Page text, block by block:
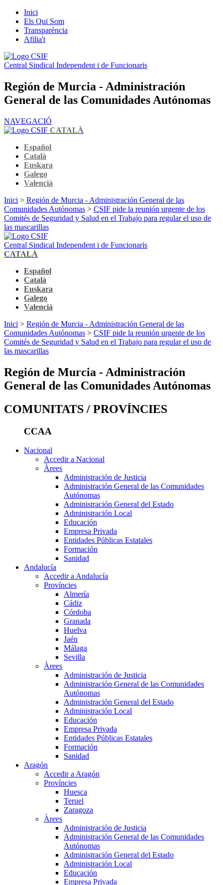
Inici
Els Qui Som
Transparència
Afilia't
Central Sindical Independent i de Funcionaris
Región de Murcia - Administración
General de las Comunidades Autónomas
NAVEGACIÓ
CATALÀ
Español
Català
Euskara
Galego
Valencià
Inici > Región de Murcia - Administración General de las
Comunidades Autónomas > CSIF pide la reunión urgente de los
Comités de Seguridad y Salud en el Trabajo para regular el uso de
las mascarillas
Central Sindical Independent i de Funcionaris
CATALÀ
Español
Català
Euskara
Galego
Valencià
Inici > Región de Murcia - Administración General de las
Comunidades Autónomas > CSIF pide la reunión urgente de los
Comités de Seguridad y Salud en el Trabajo para regular el uso de
las mascarillas
Región de Murcia - Administración
General de las Comunidades Autónomas
COMUNITATS / PROVÍNCIES
CCAA
Nacional
Accedir a Nacional
Àrees
Administración de Justicia
Administración General de las Comunidades
Autónomas
Administración General del Estado
Administración Local
Educación
Empresa Privada
Entidades Públicas Estatales
Formación
Sanidad
Andalucía
Accedir a Andalucía
Províncies
Almería
Cádiz
Córdoba
Granada
Huelva
Jaén
Málaga
Sevilla
Àrees
Administración de Justicia
Administración General de las Comunidades
Autónomas
Administración General del Estado
Administración Local
Educación
Empresa Privada
Entidades Públicas Estatales
Formación
Sanidad
Aragón
Accedir a Aragón
Províncies
Huesca
Teruel
Zaragoza
Àrees
Administración de Justicia
Administración General de las Comunidades
Autónomas
Administración General del Estado
Administración Local
Educación
Empresa Privada